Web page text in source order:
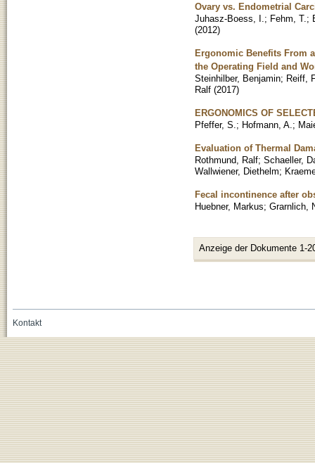
Ovary vs. Endometrial
Juhasz-Boess, I. ; Fehm, T. ;
(2012)
Ergonomic Benefits From
the Operating Field and
Steinhilber, Benjamin; Reiff,
Ralf (2017)
ERGONOMICS OF
Pfeffer, S. ; Hofmann, A. ;
Evaluation of Thermal
Rothmund, Ralf; Schaeller,
Wallwiener, Diethelm;
Fecal incontinence after
Huebner, Markus; Grarnlich,
Anzeige der Dokumente 1-
Kontakt